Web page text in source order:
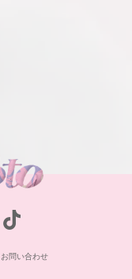
お問い合わせ